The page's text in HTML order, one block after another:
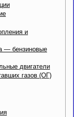
и
— бензиновые
двигатели
газов (ОГ)